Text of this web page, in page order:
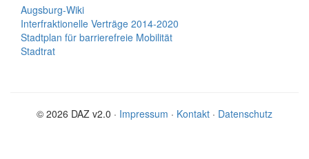
Augsburg-Wiki
Interfraktionelle Verträge 2014-2020
Stadtplan für barrierefreie Mobilität
Stadtrat
© 2026 DAZ v2.0 · Impressum · Kontakt · Datenschutz